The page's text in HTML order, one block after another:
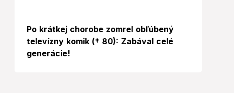
Po krátkej chorobe zomrel obľúbený
televízny komik († 80): Zabával celé
generácie!